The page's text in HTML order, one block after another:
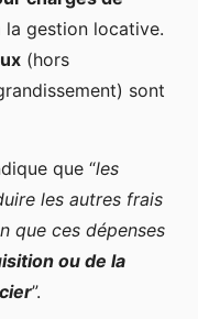
gestion locative.
(hors
sont
que “les
les autres frais
que ces dépenses
ou de la
”.